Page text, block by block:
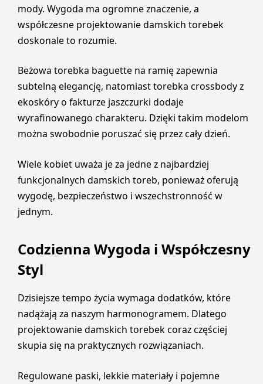
mody. Wygoda ma ogromne znaczenie, a
współczesne projektowanie damskich torebek
doskonale to rozumie.
Beżowa torebka baguette na ramię zapewnia
subtelną elegancję, natomiast torebka crossbody z
ekoskóry o fakturze jaszczurki dodaje
wyrafinowanego charakteru. Dzięki takim modelom
można swobodnie poruszać się przez cały dzień.
Wiele kobiet uważa je za jedne z najbardziej
funkcjonalnych damskich toreb, ponieważ oferują
wygodę, bezpieczeństwo i wszechstronność w
jednym.
Codzienna Wygoda i Współczesny
Styl
Dzisiejsze tempo życia wymaga dodatków, które
nadążają za naszym harmonogramem. Dlatego
projektowanie damskich torebek coraz częściej
skupia się na praktycznych rozwiązaniach.
Regulowane paski, lekkie materiały i pojemne